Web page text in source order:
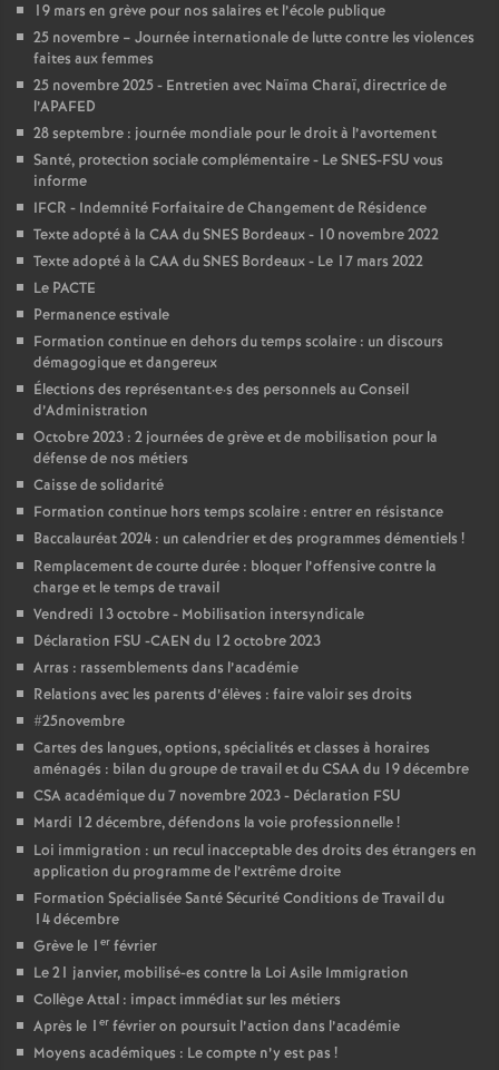
s
E
n
s
e
g
n
m
e
t
s
d
e
e
19 mars en grève pour nos salaires et l’école publique
25 novembre – Journée internationale de lutte contre les violences
faites aux femmes
25 novembre 2025 - Entretien avec Naïma Charaï, directrice de
l’APAFED
28 septembre : journée mondiale pour le droit à l’avortement
Santé, protection sociale complémentaire - Le SNES-FSU vous
informe
IFCR - Indemnité Forfaitaire de Changement de Résidence
Texte adopté à la CAA du SNES Bordeaux - 10 novembre 2022
Texte adopté à la CAA du SNES Bordeaux - Le 17 mars 2022
Le PACTE
Permanence estivale
Formation continue en dehors du temps scolaire : un discours
démagogique et dangereux
Élections des représentant·e·s des personnels au Conseil
d’Administration
Octobre 2023 : 2 journées de grève et de mobilisation pour la
défense de nos métiers
Caisse de solidarité
Formation continue hors temps scolaire : entrer en résistance
Baccalauréat 2024 : un calendrier et des programmes démentiels !
Remplacement de courte durée : bloquer l’offensive contre la
charge et le temps de travail
Vendredi 13 octobre - Mobilisation intersyndicale
Déclaration FSU -CAEN du 12 octobre 2023
Arras : rassemblements dans l’académie
Relations avec les parents d’élèves : faire valoir ses droits
#25novembre
Cartes des langues, options, spécialités et classes à horaires
aménagés : bilan du groupe de travail et du CSAA du 19 décembre
CSA académique du 7 novembre 2023 - Déclaration FSU
Mardi 12 décembre, défendons la voie professionnelle!
Loi immigration : un recul inacceptable des droits des étrangers en
application du programme de l’extrême droite
Formation Spécialisée Santé Sécurité Conditions de Travail du
14 décembre
Grève le 1 er février
Le 21 janvier, mobilisé-es contre la Loi Asile Immigration
Collège Attal : impact immédiat sur les métiers
Après le 1 er février on poursuit l’action dans l’académie
Moyens académiques : Le compte n’y est pas !